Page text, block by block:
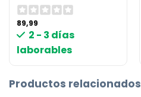
89,99
2 - 3 días
laborables
Productos relacionados